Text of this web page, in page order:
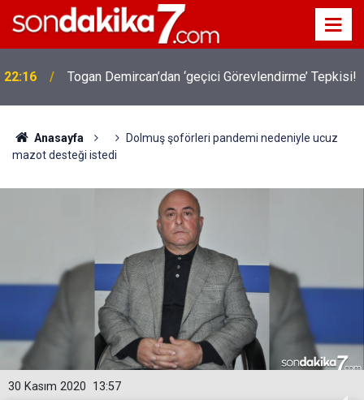
22:16 Togan Demircan’dan ‘geçici Görevlendirme’ Tepkisi!
Anasayfa
Dolmuş şoförleri pandemi nedeniyle ucuz
mazot desteği istedi
13:57
30 Kasım 2020